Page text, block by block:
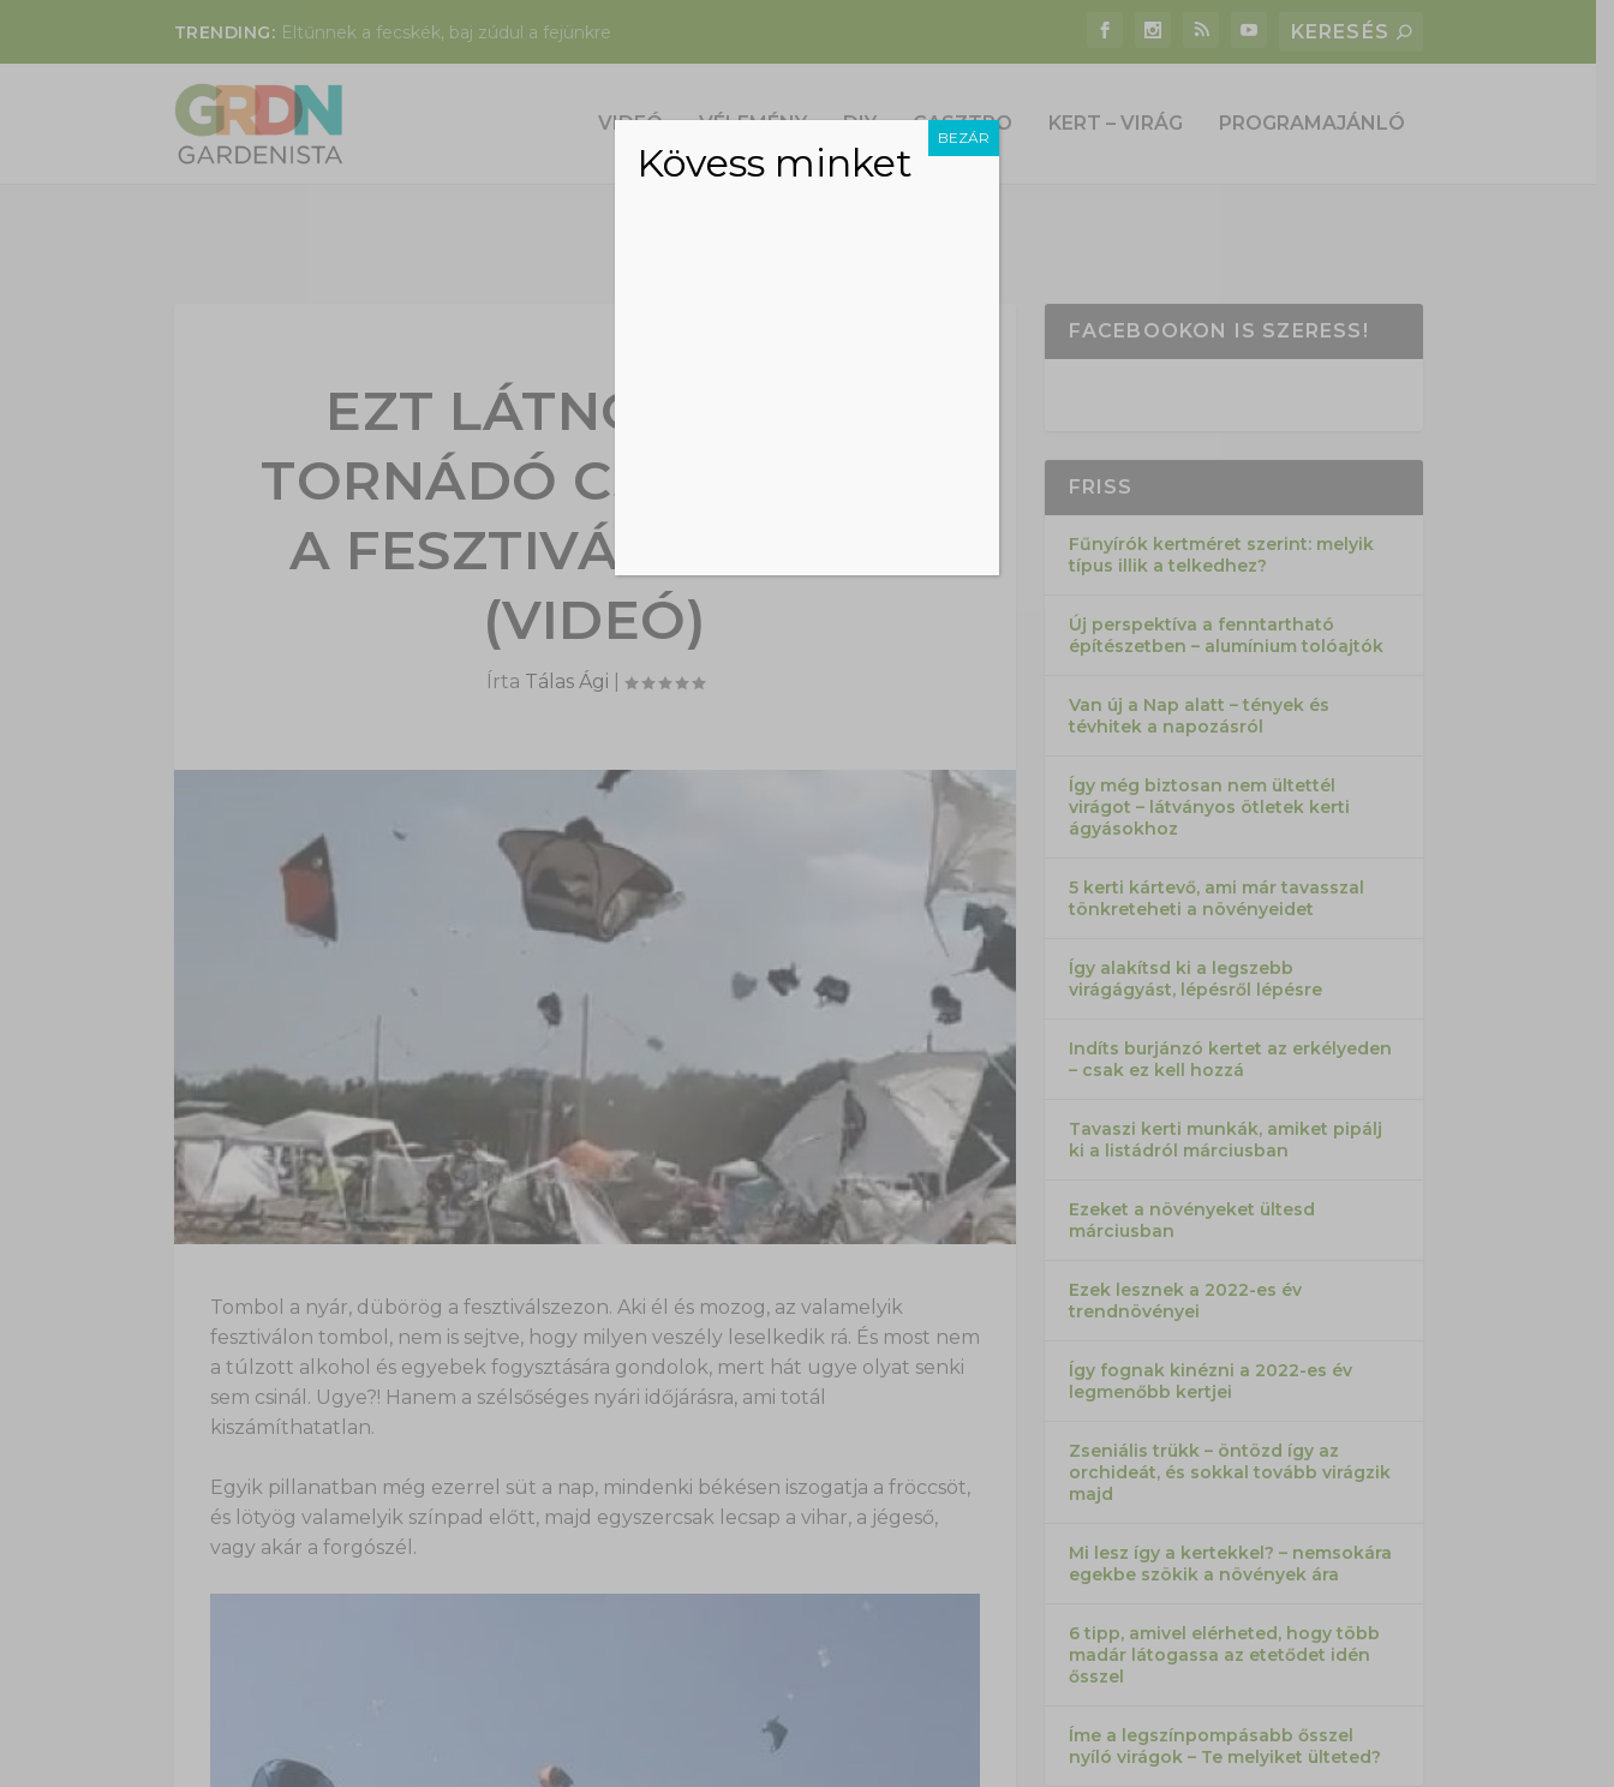
TRENDING: Eltűnnek a fecskék, baj zúdul a fejünkre
VIDEÓ VÉLEMÉNY DIY GASZTRO KERT – VIRÁG PROGRAMAJÁNLÓ
EZT LÁTNOD KELL:
TORNÁDÓ CSAPOTT LE
A FESZTIVÁLOZÓKRA
(VIDEÓ)
Írta Tálas Ági
Tombol a nyár, dübörög a fesztiválszezon. Aki él és mozog, az valamelyik
fesztiválon tombol, nem is sejtve, hogy milyen veszély leselkedik rá. És most nem
a túlzott alkohol és egyebek fogysztására gondolok, mert hát ugye olyat senki
sem csinál. Ugye?! Hanem a szélsőséges nyári időjárásra, ami totál
kiszámíthatatlan.
Egyik pillanatban még ezerrel süt a nap, mindenki békésen iszogatja a fröccsöt,
és lötyög valamelyik színpad előtt, majd egyszercsak lecsap a vihar, a jégeső,
vagy akár a forgószél.
FACEBOOKON IS SZERESS!
FRISS
Fűnyírók kertméret szerint: melyik
típus illik a telkedhez?
Új perspektíva a fenntartható
építészetben – alumínium tolóajtók
Van új a Nap alatt – tények és
tévhitek a napozásról
Így még biztosan nem ültettél
virágot – látványos ötletek kerti
ágyásokhoz
5 kerti kártevő, ami már tavasszal
tönkreteheti a növényeidet
Így alakítsd ki a legszebb
virágágyást, lépésről lépésre
Indíts burjánzó kertet az erkélyeden
– csak ez kell hozzá
Tavaszi kerti munkák, amiket pipálj
ki a listádról márciusban
Ezeket a növényeket ültesd
márciusban
Ezek lesznek a 2022-es év
trendnövényei
Így fognak kinézni a 2022-es év
legmenőbb kertjei
Zseniális trükk – öntözd így az
orchideát, és sokkal tovább virágzik
majd
Mi lesz így a kertekkel? – nemsokára
egekbe szökik a növények ára
6 tipp, amivel elérheted, hogy több
madár látogassa az etetődet idén
ősszel
Íme a legszínpompásabb ősszel
nyíló virágok – Te melyiket ülteted?
Kövess minket
BEZÁR